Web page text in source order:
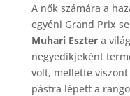
A nők számára a
egyéni Grand Prix
Muhari Eszter a
negyedikjeként
volt, mellette
pástra lépett a